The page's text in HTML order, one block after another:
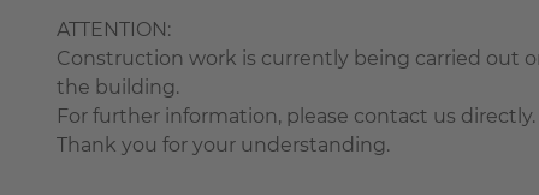
ATTENTION:
Construction work is currently being carried out
the building.
For further information, please contact us directly.
Thank you for your understanding.